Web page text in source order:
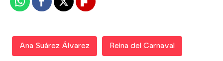
WhatsappFacebook
X Flipboard
Ana Suárez Álvarez Reina del Carnaval